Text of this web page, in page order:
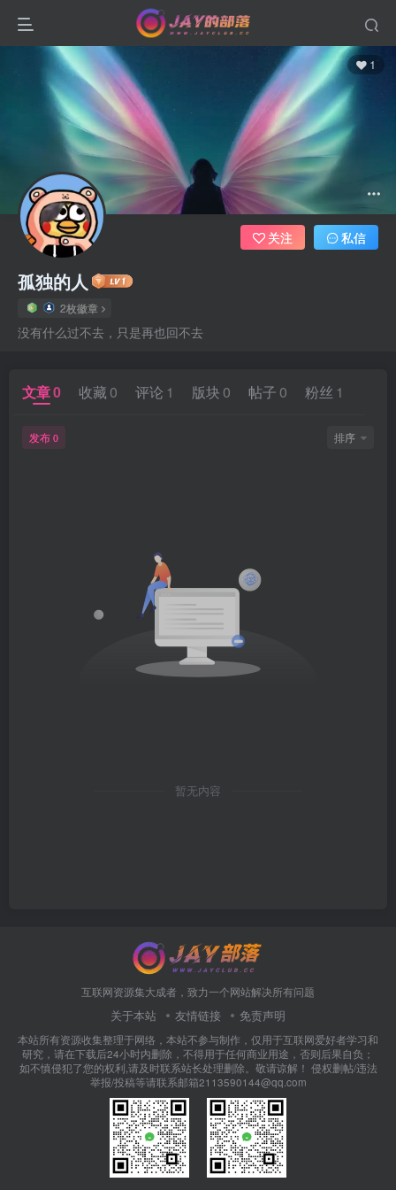
1
孤独的人
2枚徽章
没有什么过不去，只是再也回不去
关注 私信
文章0 收藏 0 评论 1 版块 0 帖子 0 粉丝 1
发布 0 排序
暂无内容
互联网资源集大成者，致力一个网站解决所有问题
关于本站 友情链接 免责声明
本站所有资源收集整理于网络，本站不参与制作，仅用于互联网爱好者学习和
研究，请在下载后24小时内删除，不得用于任何商业用途，否则后果自负；
如不慎侵犯了您的权利,请及时联系站长处理删除。敬请谅解！ 侵权删帖/违法
举报/投稿等请联系邮箱2113590144@qq.com